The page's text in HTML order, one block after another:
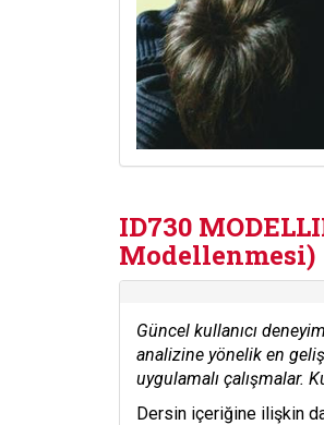
ID730
Modellenmesi)
Güncel kullanıcı
analizine yönelik en
uygulamalı çalışmalar.
Dersin içeriğine ilişkin